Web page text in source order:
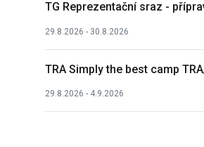
TG Reprezentační sraz -
29.8.2026 - 30.8.2026
TRA Simply the best camp
29.8.2026 - 4.9.2026